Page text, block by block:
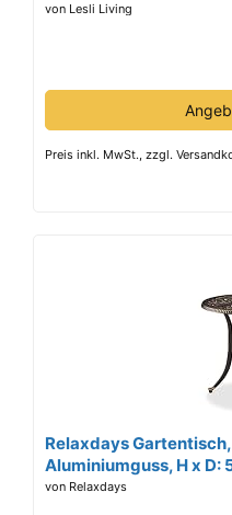
von Lesli Living
Preis inkl. MwSt., zzgl.
Relaxdays
Aluminiumguss, H x D:
Balkontisch, schwarz/
von Relaxdays